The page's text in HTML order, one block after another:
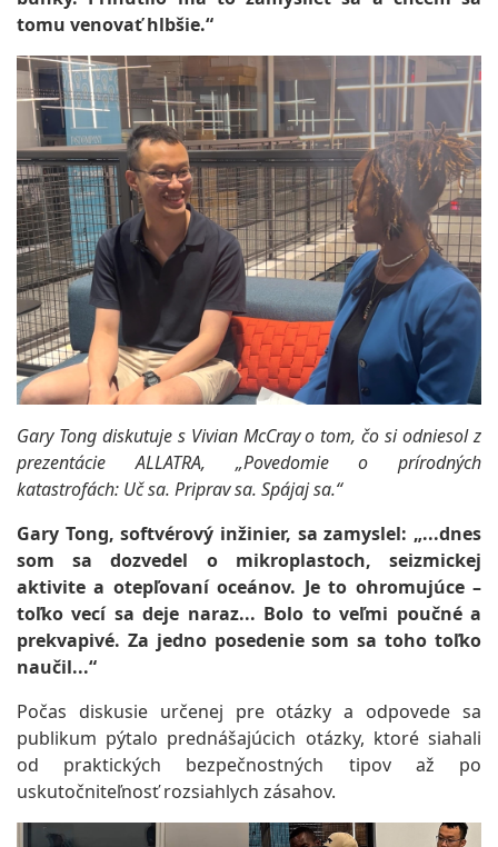
tomu venovať hlbšie.“
Gary Tong diskutuje s Vivian McCray o tom, čo si odniesol z
prezentácie ALLATRA, „Povedomie o prírodných
katastrofách: Uč sa. Priprav sa. Spájaj sa.“
Gary Tong, softvérový inžinier, sa zamyslel: „...dnes
som sa dozvedel o mikroplastoch, seizmickej
aktivite a otepľovaní oceánov. Je to ohromujúce –
toľko vecí sa deje naraz... Bolo to veľmi poučné a
prekvapivé. Za jedno posedenie som sa toho toľko
naučil...“
Počas diskusie určenej pre otázky a odpovede sa
publikum pýtalo prednášajúcich otázky, ktoré siahali
od praktických bezpečnostných tipov až po
uskutočniteľnosť rozsiahlych zásahov.